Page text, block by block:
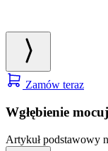
Zamów teraz
Wgłębienie
Artykuł podstawowy